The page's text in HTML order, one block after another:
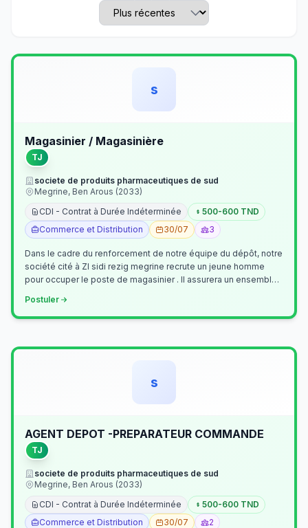
s
Magasinier / Magasinière
TJ
societe de produits pharmaceutiques de sud
Megrine, Ben Arous (2033)
CDI - Contrat à Durée Indéterminée
500-600 TND
Commerce et Distribution
30/07 3
Dans le cadre du renforcement de notre équipe du dépôt, notre
société cité à ZI sidi rezig megrine recrute un jeune homme
pour occuper le poste de magasinier . Il assurera un ensemble
Postuler
s
AGENT DEPOT -PREPARATEUR COMMANDE
TJ
societe de produits pharmaceutiques de sud
Megrine, Ben Arous (2033)
CDI - Contrat à Durée Indéterminée
500-600 TND
Commerce et Distribution
30/07 2